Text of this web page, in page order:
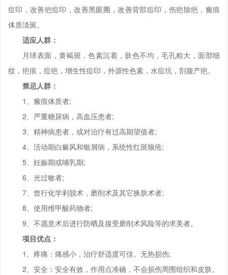
痘印，改善疤痘印，改善黑眼圈，改善背部痘印，伤疤除疤，瘢痕
体质淡斑。
适应人群：
月球表面，黄褐斑，色素沉着，肤色不均，毛孔粗大，面部细
纹，疤痕，痘疤，增生性痘印，外源性色素，水痘坑，剖腹产疤。
禁忌人群：
1、瘢痕体质者;
2、严重糖尿病，高血压患者;
3、精神病患者，或对治疗有过高期望值者;
4、活动期白癜风和银屑病，系统性红斑狼疮;
5、妊娠期或哺乳期;
6、光过敏者;
7、曾行化学剥脱术，磨削术及其它换肤术者;
8、使用维甲酸药物者;
9、不愿意术后进行防晒及接受磨削术风险等的求美者。
项目优点：
1、疼痛：痛感小，治疗舒适度可佳。无热损伤;
2、安全：安全有效，作用点准确，不会损伤周围组织和皮肤。